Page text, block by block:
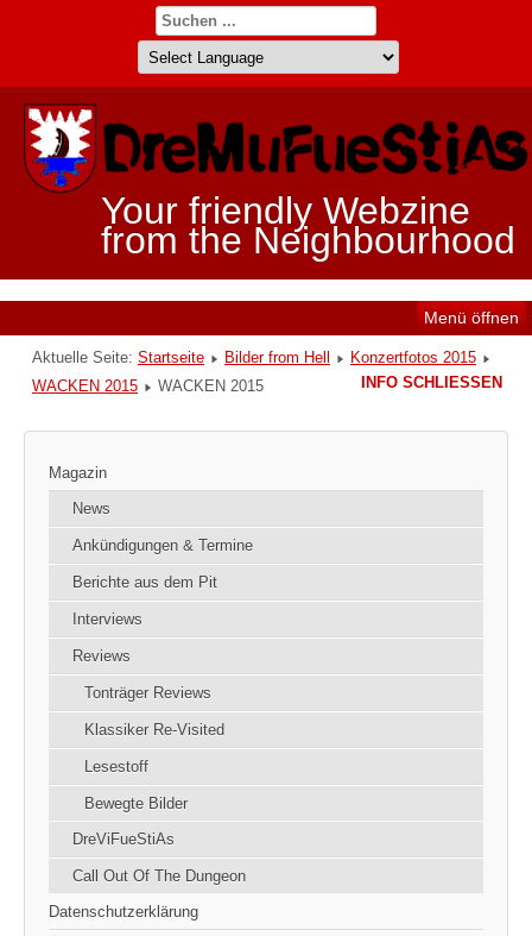
Your friendly Webzine
from the Neighbourhood
Menü öffnen
Aktuelle Seite: Startseite Bilder from Hell
Konzertfotos 2015
WACKEN 2015
WACKEN 2015
Magazin
News
Ankündigungen & Termine
Berichte aus dem Pit
Interviews
Reviews
Tonträger Reviews
Klassiker Re-Visited
Lesestoff
Bewegte Bilder
DreViFueStiAs
Call Out Of The Dungeon
Datenschutzerklärung
INFO SCHLIESSEN